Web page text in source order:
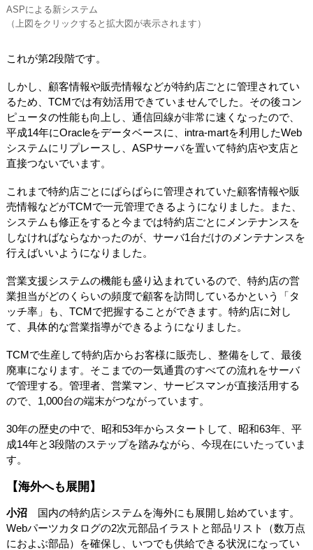
ASPによる新システム
（上図をクリックすると拡大図が表示されます）
これが第2段階です。
しかし、顧客情報や販売情報などが特約店ごとに管理されてい
るため、TCMでは有効活用できていませんでした。その後コン
ピュータの性能も向上し、通信回線が非常に速くなったので、
平成14年にOracleをデータベースに、intra-martを利用したWeb
システムにリプレースし、ASPサーバを置いて特約店や支店と
直接つないでいます。
これまで特約店ごとにばらばらに管理されていた顧客情報や販
売情報などがTCMで一元管理できるようになりました。また、
システムも修正をすると今までは特約店ごとにメンテナンスを
しなければならなかったのが、サーバ1台だけのメンテナンスを
行えばいいようになりました。
営業支援システムの機能も盛り込まれているので、特約店の営
業担当がどのくらいの頻度で顧客を訪問しているかという「タ
ッチ率」も、TCMで把握することができます。特約店に対し
て、具体的な営業指導ができるようになりました。
TCMで生産して特約店からお客様に販売し、整備をして、最後
廃車になります。そこまでの一気通貫のすべての流れをサーバ
で管理する。管理者、営業マン、サービスマンが直接活用する
ので、1,000台の端末がつながっています。
30年の歴史の中で、昭和53年からスタートして、昭和63年、平
成14年と3段階のステップを踏みながら、今現在にいたっていま
す。
【海外へも展開】
小沼国内の特約店システムを海外にも展開し始めています。
Webパーツカタログの2次元部品イラストと部品リスト（数万点
におよぶ部品）を確保し、いつでも供給できる状況になってい